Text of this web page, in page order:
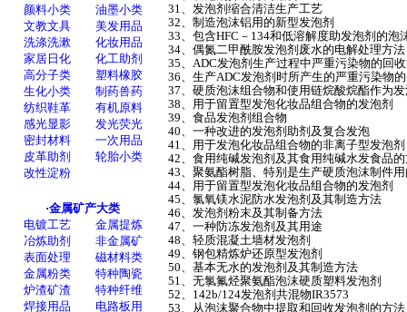
31、发泡剂缩合清洁生产工艺
32、制造泡沫铝用的新型发泡剂
33、包含HFC－134和低溶解度助发泡剂的泡
34、偶氮二甲酰胺发泡剂废水的电解处理方法
35、ADC发泡剂生产过程中严重污染物的回
36、生产ADC发泡剂时所产生的严重污染物
37、硬质泡沫组合物和使用链烷酸烷酯作为
38、用于留置型发泡化妆品组合物的发泡剂
39、食品发泡剂组合物
40、一种改进的发泡剂助剂及复合发泡
41、用于发泡化妆品组合物的非离子型发泡剂
42、食用纯碱发泡剂及其食用纯碱水发食品
43、聚氨酯树脂、特别是生产硬质泡沫制件
44、用于留置型发泡化妆品组合物的发泡剂
45、氯氧镁水泥防水发泡剂及其制造方法
46、发泡剂粉末及其制备方法
47、一种防冻发泡剂及其用途
48、轻质混凝土墙材发泡剂
49、钢包精炼炉还原型发泡剂
50、基本无水的发泡剂及其制造方法
51、无氯氟烃聚氨酯泡沫硬质塑料发泡剂
52、142b/124发泡剂共混物IR3573
53、从泡沫聚合物中提取和回收发泡剂的方法